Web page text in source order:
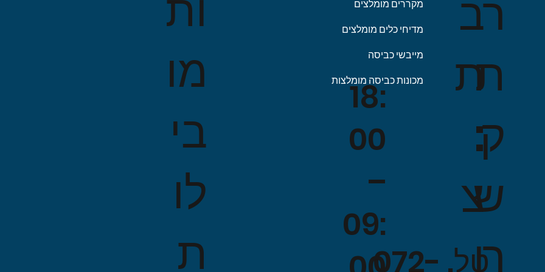
מו
בי
לו
ת
מקררים מומלצים
מדיחי כלים מומלצים
מייבשי כביסה
מכונות כביסה מומלצות
טל. 072-
18:
00
–
09:
ב
ת
:
צ
ו
ר
ת
ק
ש
ר